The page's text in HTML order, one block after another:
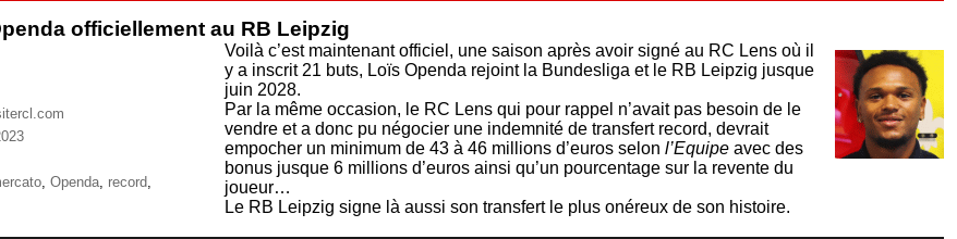
officiellement au RB Leipzig
Voilà c’est maintenant officiel, une saison après avoir signé au RC Lens où il
y a inscrit 21 buts, Loïs Openda rejoint la Bundesliga et le RB Leipzig jusque
juin 2028.
Par la même occasion, le RC Lens qui pour rappel n’avait pas besoin de le
vendre et a donc pu négocier une indemnité de transfert record, devrait
empocher un minimum de 43 à 46 millions d’euros selon l’Equipe avec des
bonus jusque 6 millions d’euros ainsi qu’un pourcentage sur la revente du
joueur…
Le RB Leipzig signe là aussi son transfert le plus onéreux de son histoire.
, Openda, record,